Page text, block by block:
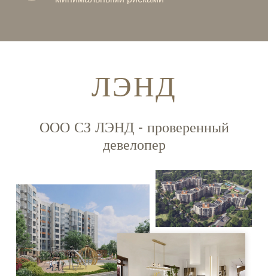
ЛЭНД
ООО СЗ ЛЭНД - проверенный
девелопер